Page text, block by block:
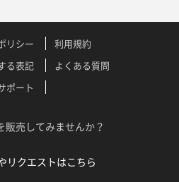
リクエストはこちら
リシー
利用規約
る表記
よくある質問
ポート
販売してみませんか？